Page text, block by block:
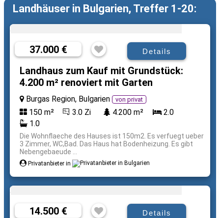
Landhäuser in Bulgarien, Treffer 1-20:
37.000 € Details
Landhaus zum Kauf mit Grundstück:
4.200 m² renoviert mit Garten
Burgas Region, Bulgarien von privat
150 m² 3.0 Zi 4.200 m²
2.0
1.0
Die Wohnflaeche des Hauses ist 150m2. Es verfuegt ueber
3 Zimmer, WC,Bad. Das Haus hat Bodenheizung. Es gibt
Nebengebaeude ...
Privatanbieter in
14.500 € Details